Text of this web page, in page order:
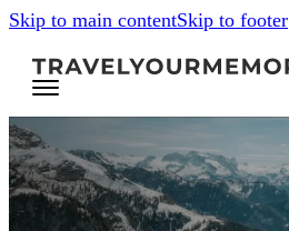
Skip to main contentSkip to footer